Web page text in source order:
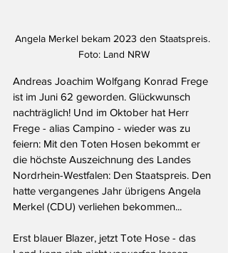
Angela Merkel bekam 2023 den Staatspreis.
Foto: Land NRW
Andreas Joachim Wolfgang Konrad Frege
ist im Juni 62 geworden. Glückwunsch
nachträglich! Und im Oktober hat Herr
Frege - alias Campino - wieder was zu
feiern: Mit den Toten Hosen bekommt er
die höchste Auszeichnung des Landes
Nordrhein-Westfalen: Den Staatspreis. Den
hatte vergangenes Jahr übrigens Angela
Merkel (CDU) verliehen bekommen...
Erst blauer Blazer, jetzt Tote Hose - das